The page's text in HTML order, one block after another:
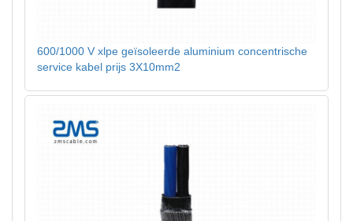
600/1000 V xlpe geïsoleerde aluminium concentrische
service kabel prijs 3X10mm2